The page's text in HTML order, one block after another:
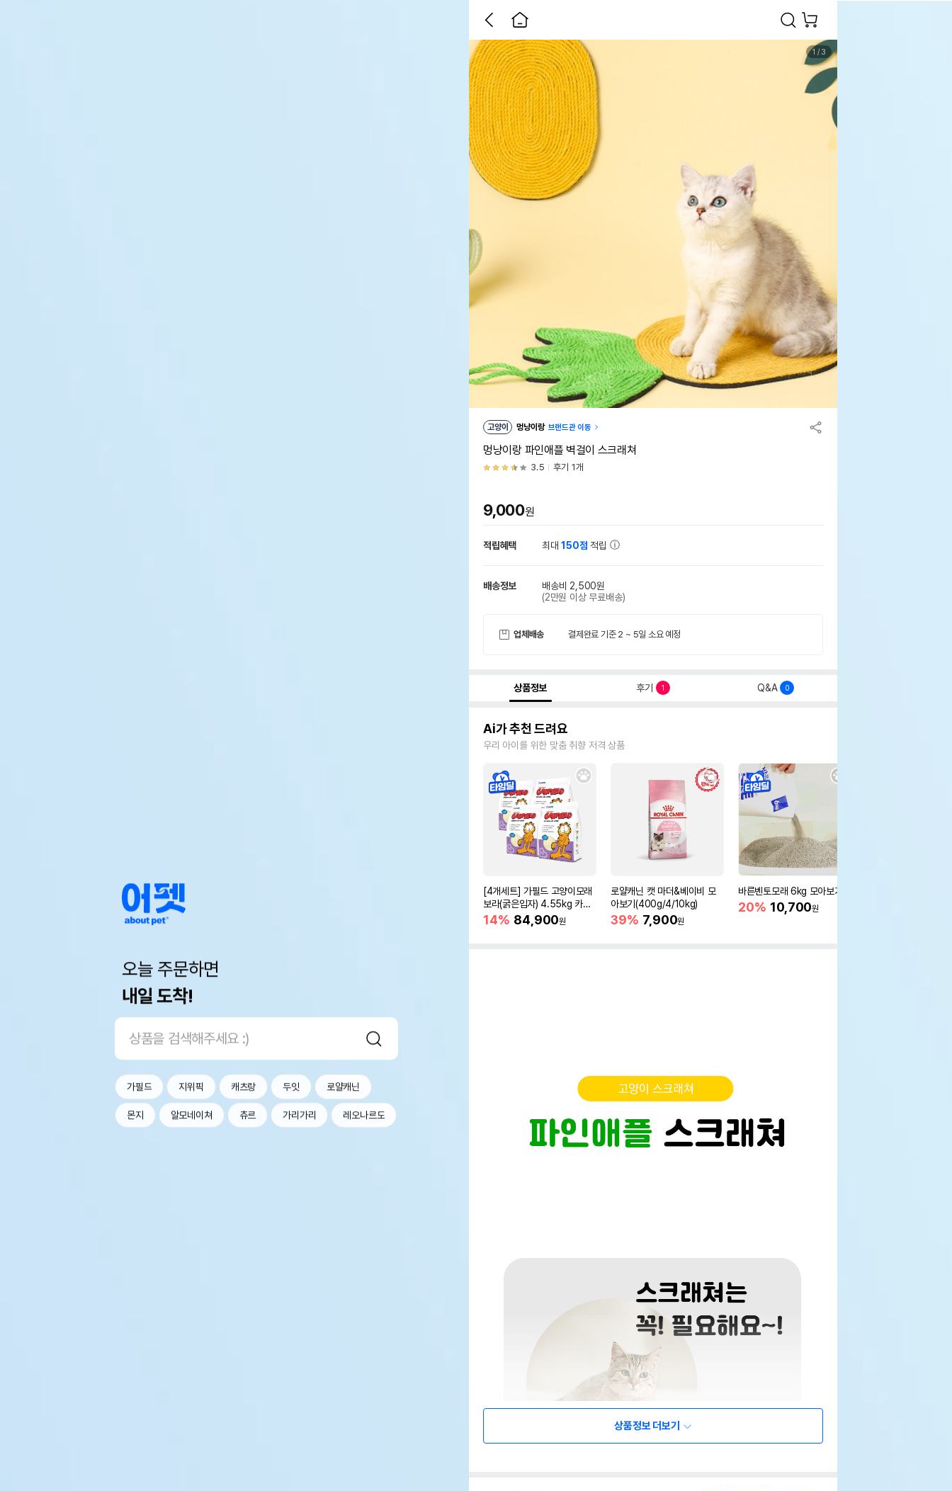
오늘 주문하면
내일 도착!
가필드 지위픽 캐츠랑 두잇 로얄캐닌
몬지 알모네이쳐 츄르 가리가리 레오나르도
1 / 3
고양이 멍냥이랑 브랜드관 이동
멍냥이랑 파인애플 벽걸이 스크래쳐
3.5 후기 1개
9,000원
적립혜택 최대150점 적립
배송정보
배송비 2,500원
(2만원 이상 무료배송)
업체배송 결제완료 기준 2 ~ 5일 소요 예정
상품정보 후기 1 Q&A 0
Ai가 추천 드려요
우리 아이를 위한 맞춤 취향 저격 상품
[4개세트] 가필드 고양이모래
보라(굵은입자) 4.55kg 카사
바모래
14% 84,900원
로얄캐닌 캣 마더&베이비 모
아보기(400g/4/10kg)
39% 7,900원
바른벤토모래 6kg 모아보기
20% 10,700원
상품정보 더보기